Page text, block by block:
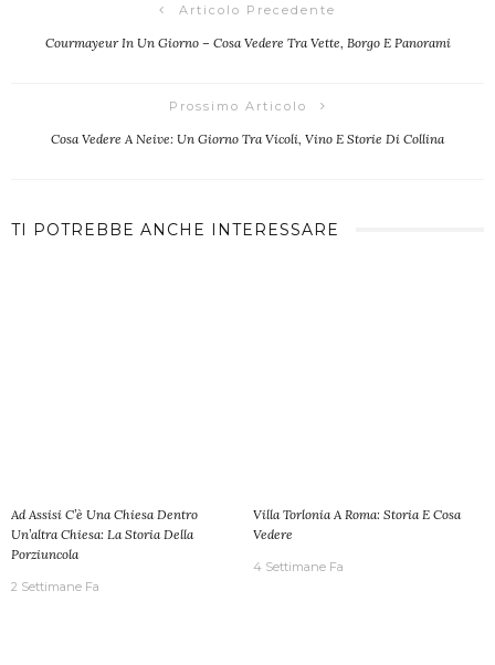
Articolo Precedente
Courmayeur In Un Giorno – Cosa Vedere Tra Vette, Borgo E Panorami
Prossimo Articolo
Cosa Vedere A Neive: Un Giorno Tra Vicoli, Vino E Storie Di Collina
TI POTREBBE ANCHE INTERESSARE
Ad Assisi C’è Una Chiesa Dentro
Un’altra Chiesa: La Storia Della
Porziuncola
2 Settimane Fa
Villa Torlonia A Roma: Storia E Cosa
Vedere
4 Settimane Fa